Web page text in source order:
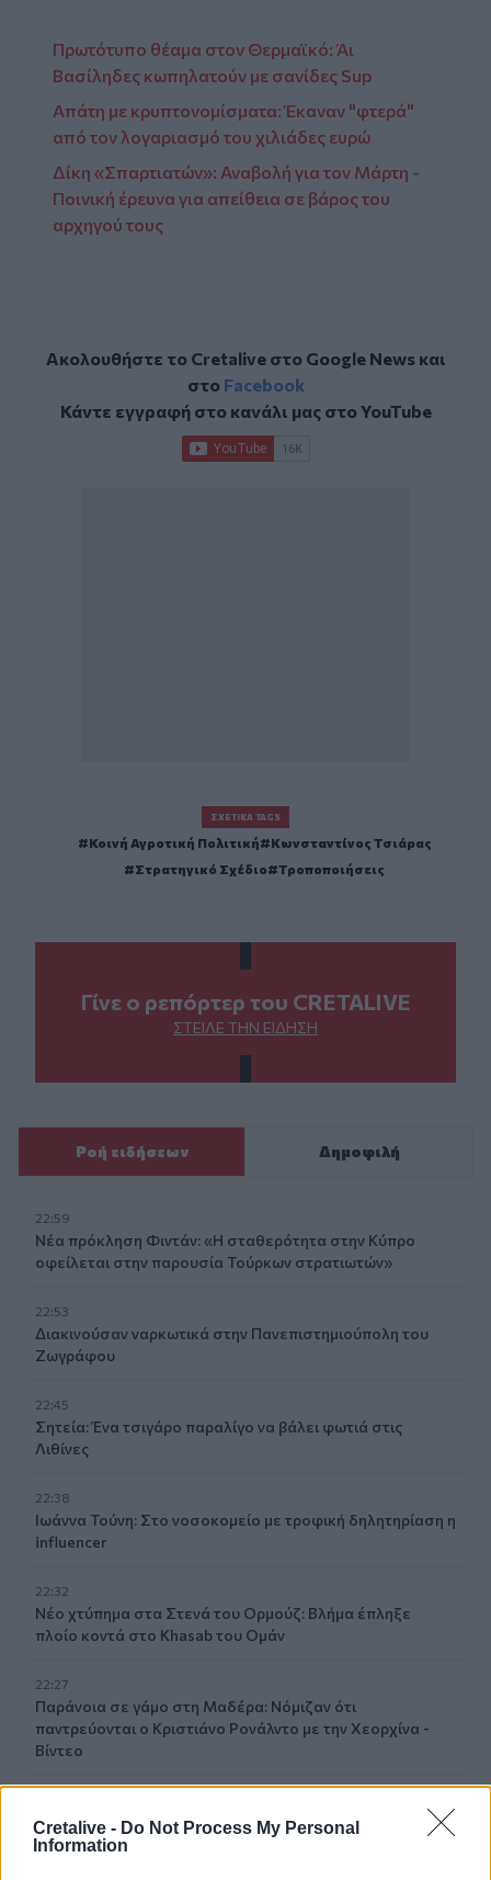
Cretalive - Do Not Process My Personal
Information
Πρωτότυπο θέαμα στον Θερμαϊκό: Άι
Βασίληδες κωπηλατούν με σανίδες Sup
Απάτη με κρυπτονομίσματα: Έκαναν "φτερά"
από τον λογαριασμό του χιλιάδες ευρώ
Δίκη «Σπαρτιατών»: Αναβολή για τον Μάρτη -
Ποινική έρευνα για απείθεια σε βάρος του
αρχηγού τους
Ακολουθήστε το Cretalive στο Google Newsκαι
στο Facebook
Κάντε εγγραφή στο κανάλι μας στοYouTube
ΣΧΕΤΙΚΆ TAGS
Κοινή Αγροτική Πολιτική
Κωνσταντίνος Τσιάρας
Στρατηγικό Σχέδιο
Τροποποιήσεις
Γίνε ο ρεπόρτερ του CRETALIVE
ΣΤΕΊΛΕ ΤΗΝ ΕΊΔΗΣΗ
Ροή ειδήσεων Δημοφιλή
22:59
Νέα πρόκληση Φιντάν: «Η σταθερότητα στην Κύπρο
οφείλεται στην παρουσία Τούρκων στρατιωτών»
22:53
Διακινούσαν ναρκωτικά στην Πανεπιστημιούπολη του
Ζωγράφου
22:45
Σητεία: Ένα τσιγάρο παραλίγο να βάλει φωτιά στις
Λιθίνες
22:38
Ιωάννα Τούνη: Στο νοσοκομείο με τροφική δηλητηρίαση η
influencer
22:32
Νέο χτύπημα στα Στενά του Ορμούζ: Βλήμα έπληξε
πλοίο κοντά στο Khasab του Ομάν
22:27
Παράνοια σε γάμο στη Μαδέρα: Νόμιζαν ότι
παντρεύονται ο Κριστιάνο Ρονάλντο με την Χεορχίνα -
Βίντεο
Nίκη της ΑΕΚ στο τελευταίο φιλικό πριν από τον ΟΦΗ